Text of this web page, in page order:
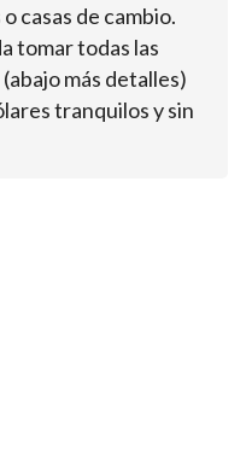
casas de cambio.
tomar todas las
más detalles)
tranquilos y sin